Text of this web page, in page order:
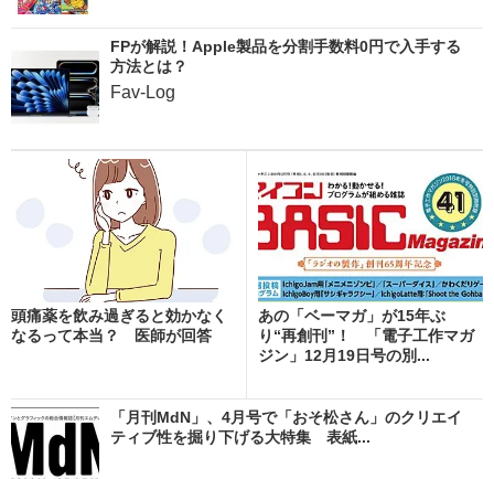
FPが解説！Apple製品を分割手数料0円で入手する
方法とは？
Fav-Log
頭痛薬を飲み過ぎると効かなく
なるって本当？ 医師が回答
あの「ベーマガ」が15年ぶ
り“再創刊”！ 「電子工作マガ
ジン」12月19日号の別...
「月刊MdN」、4月号で「おそ松さん」のクリエイ
ティブ性を掘り下げる大特集 表紙...